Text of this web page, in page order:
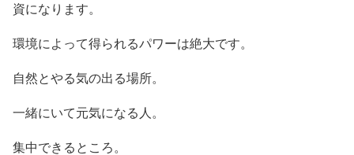
資になります。
環境によって得られるパワーは絶大です。
自然とやる気の出る場所。
一緒にいて元気になる人。
集中できるところ。